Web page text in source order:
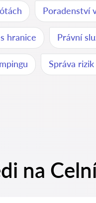
Poradenství
hranice Právní
Správa
na